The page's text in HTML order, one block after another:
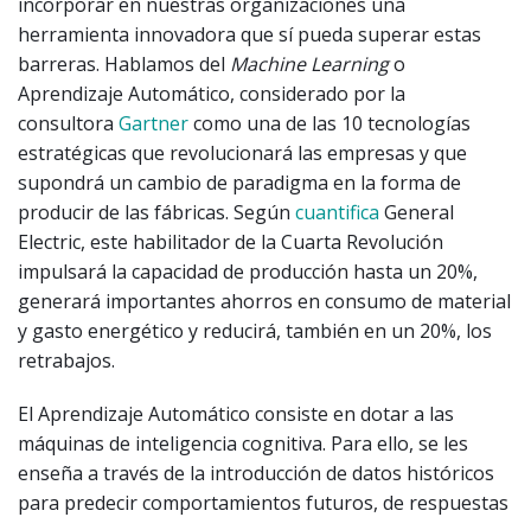
herramienta innovadora que sí pueda superar estas
barreras. Hablamos del Machine Learningo
Aprendizaje Automático, considerado por la
consultora Gartnercomo una de las 10 tecnologías
estratégicas que revolucionará las empresas y que
supondrá un cambio de paradigma en la forma de
producir de las fábricas. Según cuantifica General
Electric, este habilitador de la Cuarta Revolución
impulsará la capacidad de producción hasta un 20%,
generará importantes ahorros en consumo de material
y gasto energético y reducirá, también en un 20%, los
retrabajos.
El Aprendizaje Automático consiste en dotar a las
máquinas de inteligencia cognitiva. Para ello, se les
enseña a través de la introducción de datos históricos
para predecir comportamientos futuros, de respuestas